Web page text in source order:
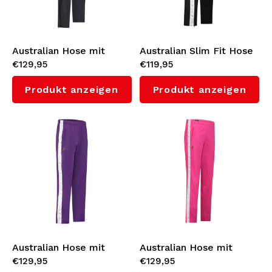
Australian Hose mit
Shadow Seitenstreifen
3.0 (Black)
€129,95
Produkt anzeigen
Australian Slim Fit Hose
mit Weißes
Seitenstreifen 3.0
(Black)
€119,95
Produkt anzeigen
Australian Hose mit
Weißes Seitenstreifen
€129,95
Australian Hose mit
Weißes Seitenstreifen
€129,95